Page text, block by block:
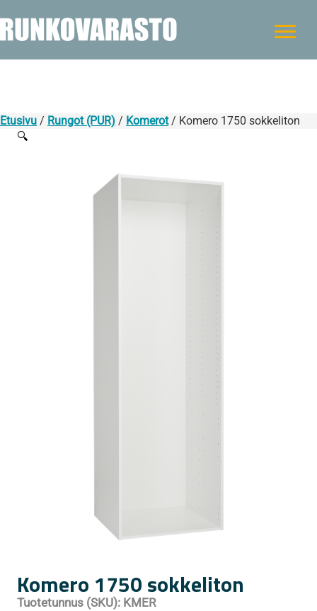
Etusivu / Rungot (PUR) / Komerot/ Komero 1750 sokkeliton
🔍
Komero 1750 sokkeliton
Tuotetunnus (SKU): KMER